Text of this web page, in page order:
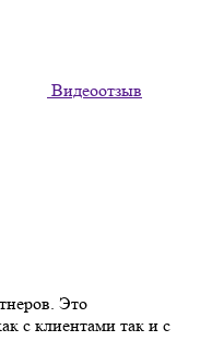
Видеоотзыв
Это
с клиентами так и с